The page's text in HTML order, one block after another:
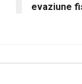
evaziune